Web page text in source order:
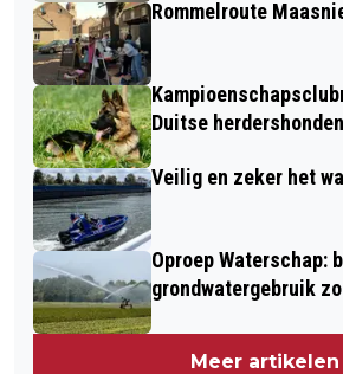
Rommelroute
Duitse herdershonden
Veilig en zeker het
Oproep Waterschap:
grondwatergebruik
Meer artikelen